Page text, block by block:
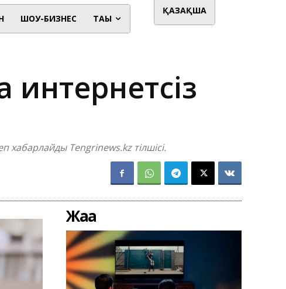
ШОУ-БИЗНЕС ТАҒЫ
ҚАЗАҚША
интернетсіз
хабарлайды Tengrinews.kz тілшісі.
Жаңа